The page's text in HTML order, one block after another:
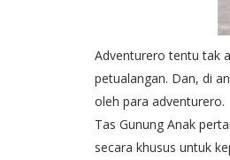
Adventurero tentu tak
petualangan. Dan, di
oleh para adventurero.
Tas Gunung Anak
secara khusus untuk